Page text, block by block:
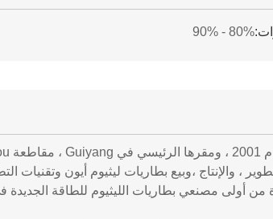
80% - 90%
، والإنتاج ،وبيع بطاريات ليثيوم أيون
من أولى مصنعي بطاريات الليثيوم للطاقة الجديدة